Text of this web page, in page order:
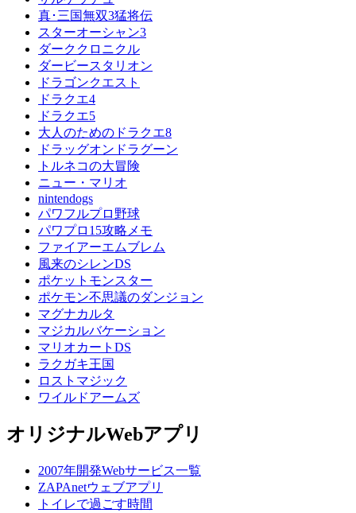
真･三国無双3猛将伝
スターオーシャン3
ダーククロニクル
ダービースタリオン
ドラゴンクエスト
ドラクエ4
ドラクエ5
大人のためのドラクエ8
ドラッグオンドラグーン
トルネコの大冒険
ニュー・マリオ
nintendogs
パワフルプロ野球
パワプロ15攻略メモ
ファイアーエムブレム
風来のシレンDS
ポケットモンスター
ポケモン不思議のダンジョン
マグナカルタ
マジカルバケーション
マリオカートDS
ラクガキ王国
ロストマジック
ワイルドアームズ
オリジナルWebアプリ
2007年開発Webサービス一覧
ZAPAnetウェブアプリ
トイレで過ごす時間